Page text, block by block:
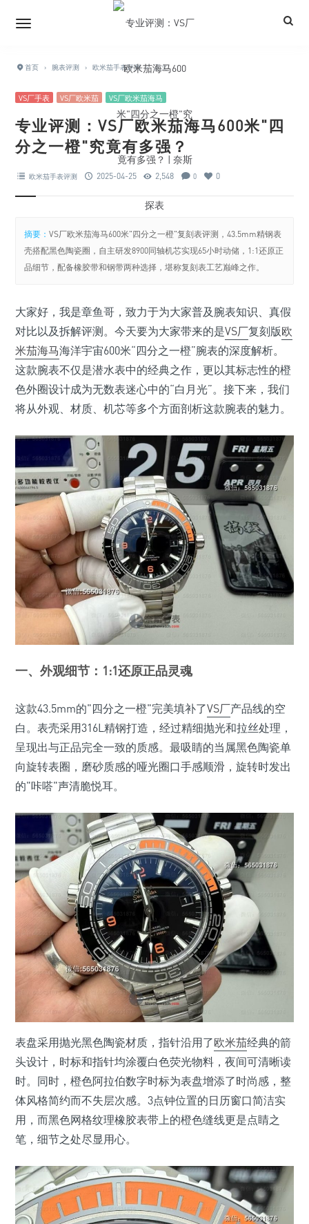
首页 › 腕表评测 › 欧米茄手表评测 › 正文
VS厂手表 VS厂欧米茄 VS厂欧米茄海马
专业评测：VS厂欧米茄海马600米"四
分之一橙"究竟有多强？
欧米茄手表评测 2025-04-25 2,548 0 0
摘要：VS厂欧米茄海马600米"四分之一橙"复刻表评测，43.5mm精钢表
壳搭配黑色陶瓷圈，自主研发8900同轴机芯实现65小时动储，1:1还原正
品细节，配备橡胶带和钢带两种选择，堪称复刻表工艺巅峰之作。
大家好，我是章鱼哥，致力于为大家普及腕表知识、真假
对比以及拆解评测。今天要为大家带来的是VS厂复刻版欧
米茄海马海洋宇宙600米“四分之一橙”腕表的深度解析。
这款腕表不仅是潜水表中的经典之作，更以其标志性的橙
色外圈设计成为无数表迷心中的“白月光”。接下来，我们
将从外观、材质、机芯等多个方面剖析这款腕表的魅力。
一、外观细节：1:1还原正品灵魂
这款43.5mm的"四分之一橙"完美填补了VS厂产品线的空
白。表壳采用316L精钢打造，经过精细抛光和拉丝处理，
呈现出与正品完全一致的质感。最吸睛的当属黑色陶瓷单
向旋转表圈，磨砂质感的哑光圈口手感顺滑，旋转时发出
的"咔嗒"声清脆悦耳。
表盘采用抛光黑色陶瓷材质，指针沿用了欧米茄经典的箭
头设计，时标和指针均涂覆白色荧光物料，夜间可清晰读
时。同时，橙色阿拉伯数字时标为表盘增添了时尚感，整
体风格简约而不失层次感。3点钟位置的日历窗口简洁实
用，而黑色网格纹理橡胶表带上的橙色缝线更是点睛之
笔，细节之处尽显用心。